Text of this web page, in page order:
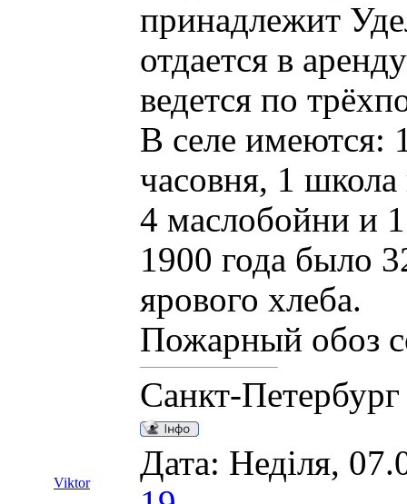
принадлежит
отдается в
ведется по
В селе имеются:
часовня, 1
4 маслобойни и
1900 года было
ярового хлеба.
Пожарный обоз
Санкт-Петербург
Viktor
Дата: Неділя,